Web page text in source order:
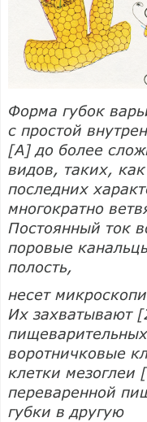
Форма губок
с простой
[А] до более
видов, таких,
последних
многократно
Постоянный ток
поровые
полость,
несет
Их захватывают
воротничковые
клетки мезоглеи
переваренной
губки в другую